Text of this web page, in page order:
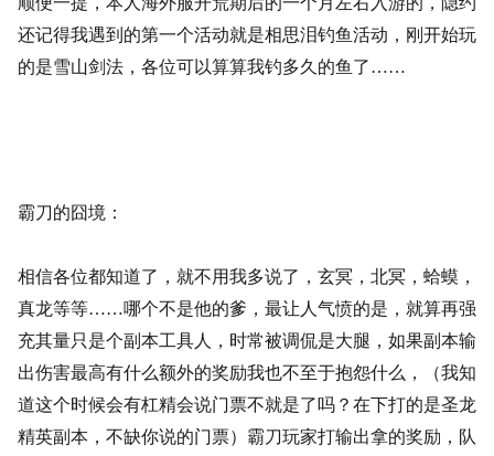
还记得我遇到的第一个活动就是相思泪钓鱼活动，刚开始玩
的是雪山剑法，各位可以算算我钓多久的鱼了……
霸刀的囧境：
相信各位都知道了，就不用我多说了，玄冥，北冥，蛤蟆，
真龙等等……哪个不是他的爹，最让人气愤的是，就算再强
充其量只是个副本工具人，时常被调侃是大腿，如果副本输
出伤害最高有什么额外的奖励我也不至于抱怨什么，（我知
道这个时候会有杠精会说门票不就是了吗？在下打的是圣龙
精英副本，不缺你说的门票）霸刀玩家打输出拿的奖励，队